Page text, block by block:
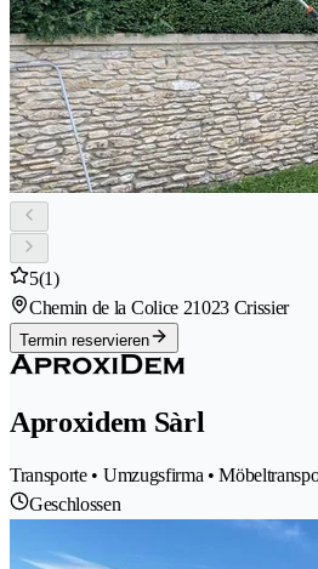
5(1)
Chemin de la Colice 21023 Crissier
Termin reservieren
Aproxidem Sàrl
Transporte • Umzugsfirma •
Geschlossen